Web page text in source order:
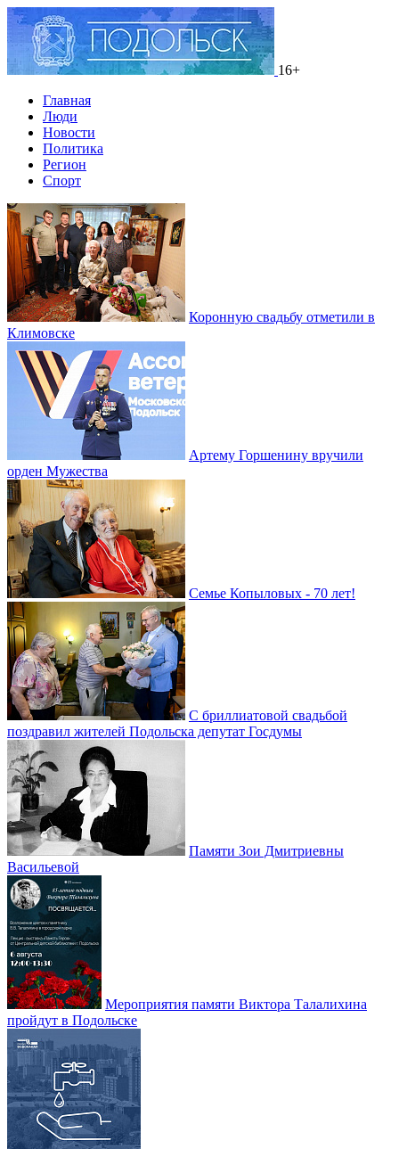
16+
Главная
Люди
Новости
Политика
Регион
Спорт
Коронную свадьбу отметили в
Климовске
Артему Горшенину вручили
орден Мужества
Семье Копыловых - 70 лет!
С бриллиатовой свадьбой
поздравил жителей Подольска депутат Госдумы
Памяти Зои Дмитриевны
Васильевой
Мероприятия памяти Виктора Талалихина
пройдут в Подольске